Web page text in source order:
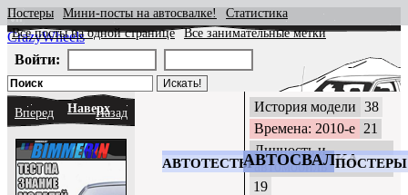
CrazyWheels
АВТОТЕСТЫАВТОСВАЛКАПОСТЕРЫ
Постеры Мини-посты на автосвалке!
Статистика
Все посты на одной странице
Все занимательные метки
Войти:
Вперед НаверхНазад История модели 38
Времена: 2010-е 21
Личность и
автомобиль
19